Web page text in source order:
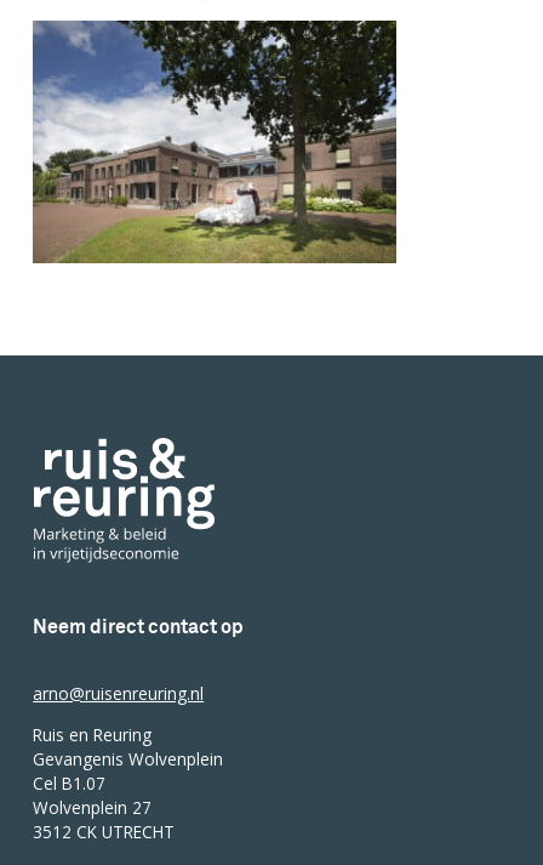
Neem direct contact op
arno@ruisenreuring.nl
Ruis en Reuring
Gevangenis Wolvenplein
Cel B1.07
Wolvenplein 27
3512 CK UTRECHT